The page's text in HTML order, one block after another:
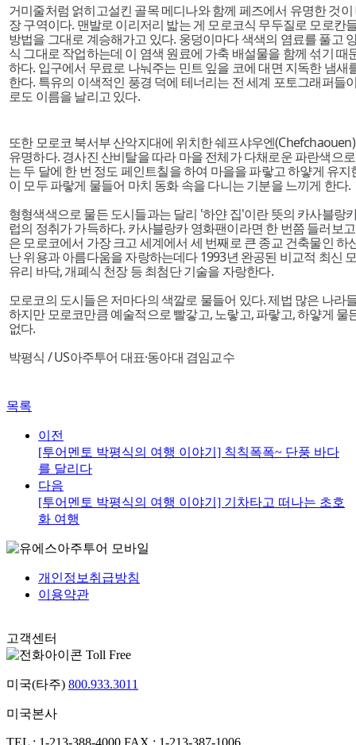
거미줄처럼 얽히고설킨 골목 메디나와 함께 페즈에서 유명한 것
장 구역이다. 맨발로 이리저리 밟는 게 모로코식 무두질로 모로칸
방법을 그대로 계승해가고 있다. 웅덩이마다 색색의 염료를 풀고
식 그대로 작업하는데 이 염색 원료에 가축 배설물을 함께 섞기 때
하다. 입구에서 무료로 나눠주는 민트 잎을 코에 대면 지독한 냄새
한다. 특유의 이색적인 풍경 덕에 테너리는 전 세계 포토그래퍼들
로도 이름을 날리고 있다.
또한 모로코 북서부 산악지대에 위치한 쉐프샤우엔
유명하다. 경사진 산비탈을 따라 마을 전체가 다채로운 파란색으
는 두 달에 한 번 정도 페인트칠을 하여 마을을 파랗고 하얗게 유
이 모두 파랗게 물들어 마치 동화 속을 다니는 기분을 느끼게 한다.
형형색색으로 물든 도시들과는 달리 '하얀 집'이란 뜻의 카사블랑
럽의 정취가 가득하다. 카사블랑카 영화팬이라면 한 번쯤 들러보
은 모로코에서 가장 크고 세계에서 세 번째로 큰 종교 건축물인 하
난 위용과 아름다움을 자랑하는데다 1993년 완공된 비교적 최신
유리 바닥, 개폐식 천장 등 최첨단 기술을 자랑한다.
모로코의 도시들은 저마다의 색깔로 물들어 있다. 제법 많은 나라
하지만 모로코만큼 예술적으로 빨갛고, 노랗고, 파랗고, 하얗게 물
없다.
박평식 / US아주투어 대표·동아대 겸임교수
목록
이전
[투어멘토 박평식의 여행 이야기] 칙칙폭폭~ 단풍 바다
를 달리다
다음
[투어멘토 박평식의 여행 이야기] 기차타고 떠나는 초호
화 여행
개인정보취급방침
이용약관
고객센터
Toll Free
미국(타주) 800.933.3011
미국본사